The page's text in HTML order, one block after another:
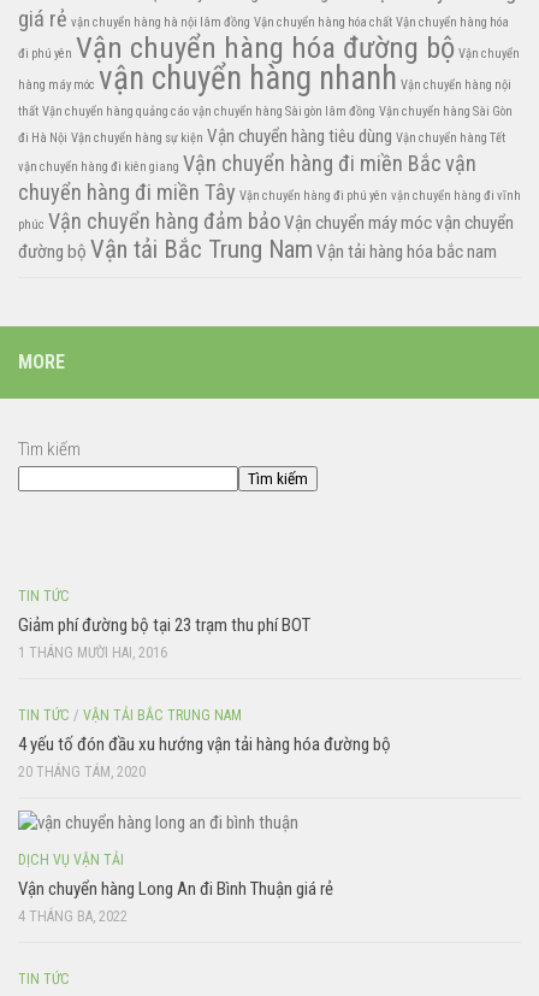
giá rẻ vận chuyển hàng hà nội lâm đồng Vận chuyển hàng hóa chất Vận chuyển hàng hóa
đi phú yên Vận chuyển hàng hóa đường bộ Vận chuyển
hàng máy móc vận chuyển hàng nhanh Vận chuyển hàng nội
thất Vận chuyển hàng quảng cáo vận chuyển hàng Sài gòn lâm đồng Vận chuyển hàng Sài Gòn
đi Hà Nội Vận chuyển hàng sự kiện Vận chuyển hàng tiêu dùng Vận chuyển hàng Tết
vận chuyển hàng đi kiên giang Vận chuyển hàng đi miền Bắcvận
chuyển hàng đi miền Tây Vận chuyển hàng đi phú yên vận chuyển hàng đi vĩnh
phúc Vận chuyển hàng đảm bảoVận chuyển máy mócvận chuyển
đường bộ Vận tải Bắc Trung Nam Vận tải hàng hóa bắc nam
MORE
Tìm kiếm
Tìm kiếm
TIN TỨC
Giảm phí đường bộ tại 23 trạm thu phí BOT
1 THÁNG MƯỜI HAI, 2016
TIN TỨC / VẬN TẢI BẮC TRUNG NAM
4 yếu tố đón đầu xu hướng vận tải hàng hóa đường bộ
20 THÁNG TÁM, 2020
DỊCH VỤ VẬN TẢI
Vận chuyển hàng Long An đi Bình Thuận giá rẻ
4 THÁNG BA, 2022
TIN TỨC